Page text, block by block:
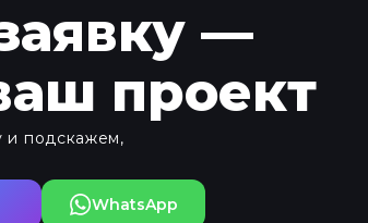
—
проект
и подскажем,
WhatsApp